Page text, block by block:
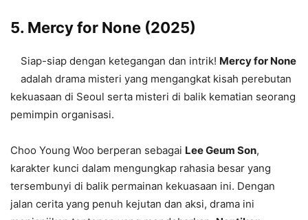
5. Mercy for None (2025)
Siap-siap dengan ketegangan dan intrik! Mercy for None
adalah drama misteri yang mengangkat kisah perebutan
kekuasaan di Seoul serta misteri di balik kematian seorang
pemimpin organisasi.
Choo Young Woo berperan sebagai Lee Geum Son,
karakter kunci dalam mengungkap rahasia besar yang
tersembunyi di balik permainan kekuasaan ini. Dengan
jalan cerita yang penuh kejutan dan aksi, drama ini